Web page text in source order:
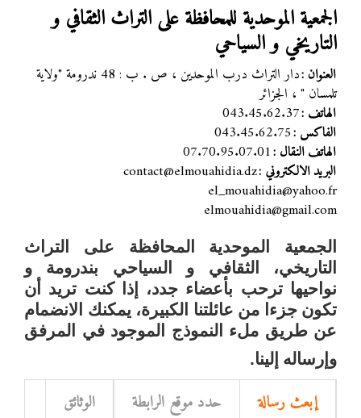
الجمعية الموحدية للمحافظة على التراث الثقافي و
التاريخي و السياحي
العنوان :
دار التراث درب الموحدين ، ص . ب : 48 ندرومة "ولاية
تلمسان " ، الجزائر
الهاتف :043.45.62.37
الفاكس :043.45.62.75
الهاتف النقال :07.70.95.07.01
البريد الالكتروني :contact@elmouahidia.dz
el_mouahidia@yahoo.fr
elmouahidia@gmail.com
الجمعية الموحدية
المحافظة على التراث
التاريخي، الثقافي و السياحي بندرومة و
نواحيهاترحب بأعضاء جدد، إذا كنت تريد أن
تكون جزءا من عائلتنا الكبيرة، يمكنك الانضمام
عن طريق ملء النموذج الموجود في المرفق
وإرساله إلينا.
إبعث رسالة حدد موقع الرابطة الوثائق